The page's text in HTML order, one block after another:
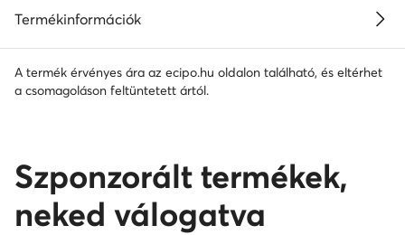
Termékinformációk
A termék érvényes ára az ecipo.hu oldalon található, és eltérhet
a csomagoláson feltüntetett ártól.
Szponzorált termékek,
neked válogatva